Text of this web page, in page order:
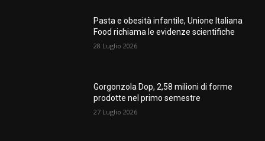
Pasta e obesità infantile, Unione Italiana
Food richiama le evidenze scientifiche
28 Luglio 2026
Gorgonzola Dop, 2,58 milioni di forme
prodotte nel primo semestre
27 Luglio 2026